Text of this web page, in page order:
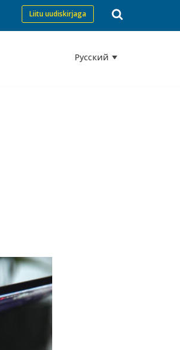
Liitu uudiskirjaga
Русский